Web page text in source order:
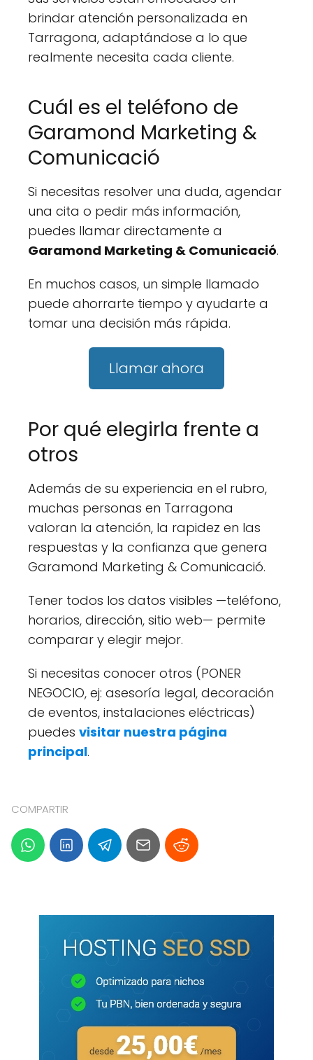
brindar atención personalizada en
Tarragona, adaptándose a lo que
realmente necesita cada cliente.
Cuál es el teléfono de
Garamond Marketing &
Comunicació
Si necesitas resolver una duda, agendar
una cita o pedir más información,
puedes llamar directamente a
Garamond Marketing & Comunicació.
En muchos casos, un simple llamado
puede ahorrarte tiempo y ayudarte a
tomar una decisión más rápida.
Llamar ahora
Por qué elegirla frente a
otros
Además de su experiencia en el rubro,
muchas personas en Tarragona
valoran la atención, la rapidez en las
respuestas y la confianza que genera
Garamond Marketing & Comunicació.
Tener todos los datos visibles —teléfono,
horarios, dirección, sitio web— permite
comparar y elegir mejor.
Si necesitas conocer otros (PONER
NEGOCIO, ej: asesoría legal, decoración
de eventos, instalaciones eléctricas)
puedes visitar nuestra página
principal.
COMPARTIR